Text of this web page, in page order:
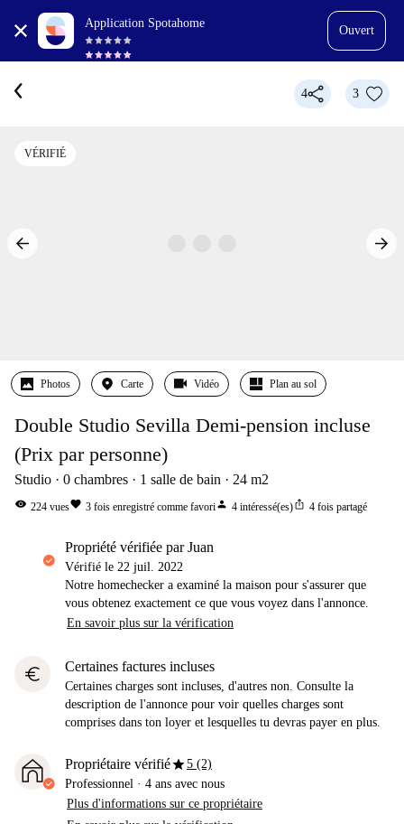
Application Spotahome
Ouvert
4 3
VÉRIFIÉ
Photos Carte Vidéo Plan au sol
Double Studio Sevilla Demi-pension incluse
(Prix par personne)
Studio 0 chambres 1 salle de bain 24 m2
visibility 224 vuesfavorite 3 fois enregistré comme favoriperson 4 intéressé(es)ios_share 4 fois partagé
propriété vérifiée par Juan
Vérifié le 22 juil. 2022
Notre homechecker a examiné la maison pour s'assurer que
vous obtenez exactement ce que vous voyez dans l'annonce.
En savoir plus sur la vérification
euro Certaines factures incluses
Certaines charges sont incluses, d'autres non. Consulte la
description de l'annonce pour voir quelles charges sont
comprises dans ton loyer et lesquelles tu devras payer en plus.
Propriétaire vérifiéstar5 (2)
Professionnel · 4 ans avec nous
Plus d'informations sur ce propriétaire